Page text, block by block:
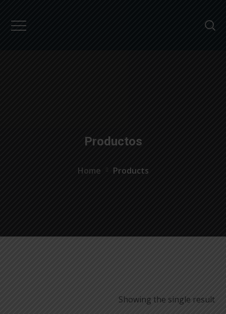
Productos
Home Products
Showing the single result